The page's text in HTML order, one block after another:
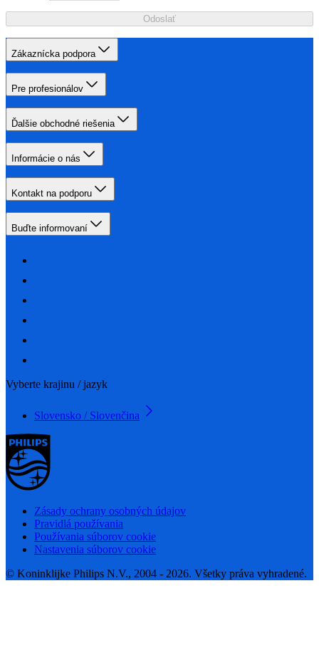
Odoslať
Zákaznícka podpora
Pre profesionálov
Ďalšie obchodné riešenia
Informácie o nás
Kontakt na podporu
Buďte informovaní
Vyberte krajinu / jazyk
Slovensko / Slovenčina
Zásady ochrany osobných údajov
Pravidlá používania
Používania súborov cookie
Nastavenia súborov cookie
© Koninklijke Philips N.V., 2004 - 2026. Všetky práva vyhradené.